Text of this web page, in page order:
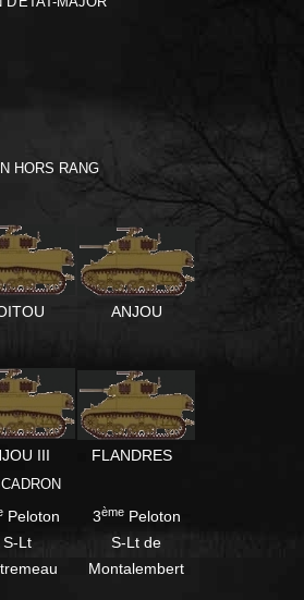
HORS RANG
ANJOU
III FLANDRES
Peloton
S-Lt
3èmePeloton
S-Lt de
Montalembert